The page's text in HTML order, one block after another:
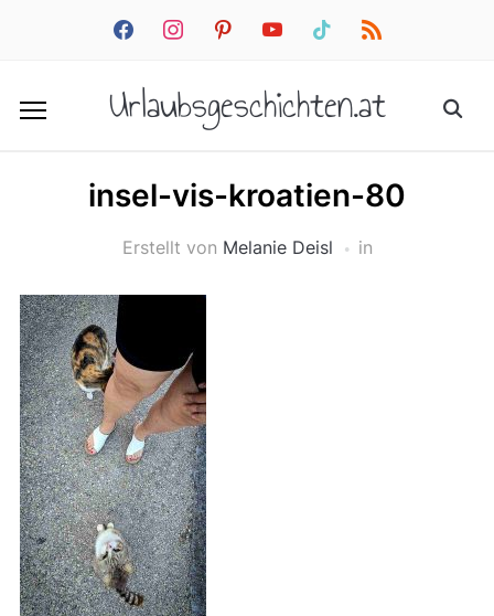
facebookinstagrampinterestyoutube tiktok rss
Urlaubsgeschichten.at
insel-vis-kroatien-80
Erstellt von Melanie Deisl in